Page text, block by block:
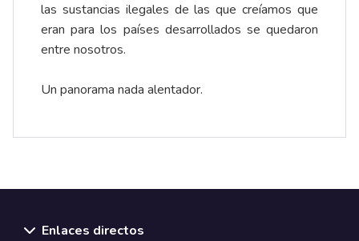
las sustancias ilegales de las que creíamos que
eran para los países desarrollados se quedaron
entre nosotros.
Un panorama nada alentador.
Enlaces directos